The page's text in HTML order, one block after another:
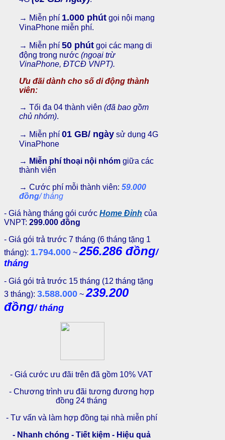
→ Miễn phí 1.000 phút gọi nội mạng
VinaPhone miễn phí.
→ Miễn phí 50 phút gọi các mạng di
động trong nước (ngoại trừ
VinaPhone, ĐTCĐ VNPT).
Ưu đãi dành cho số di động thành
viên:
→ Tối đa 04 thành viên (đã bao gồm
chủ nhóm).
→ Miễn phí 01 GB/ ngày sử dụng 4G
VinaPhone
→ Miễn phí thoại nội nhóm giữa các
thành viên
→ Cước phí mỗi thành viên: 59.000
đồng/ tháng
- Giá hàng tháng gói cước Home Đỉnh của
VNPT: 299.000 đồng
- Giá gói trả trước 7 tháng (6 tháng tặng 1
tháng): 1.794.000 ~ 256.286 đồng/
tháng
- Giá gói trả trước 15 tháng (12 tháng tặng
3 tháng): 3.588.000 ~ 239.200
đồng/ tháng
- Giá cước ưu đãi trên đã gồm 10% VAT
- Chương trình ưu đãi tương đương hợp
đồng 24 tháng
- Tư vấn và làm hợp đồng tại nhà miễn phí
- Nhanh chóng - Tiết kiệm - Hiệu quả